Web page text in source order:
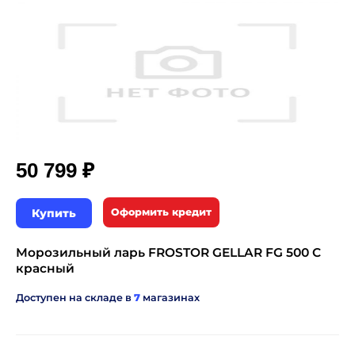
50 799 ₽
Купить Оформить кредит
Морозильный ларь FROSTOR GELLAR FG 500 C
красный
Доступен на складе в 7 магазинах